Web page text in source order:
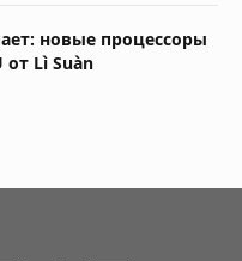
новые процессоры
от Lì Suàn